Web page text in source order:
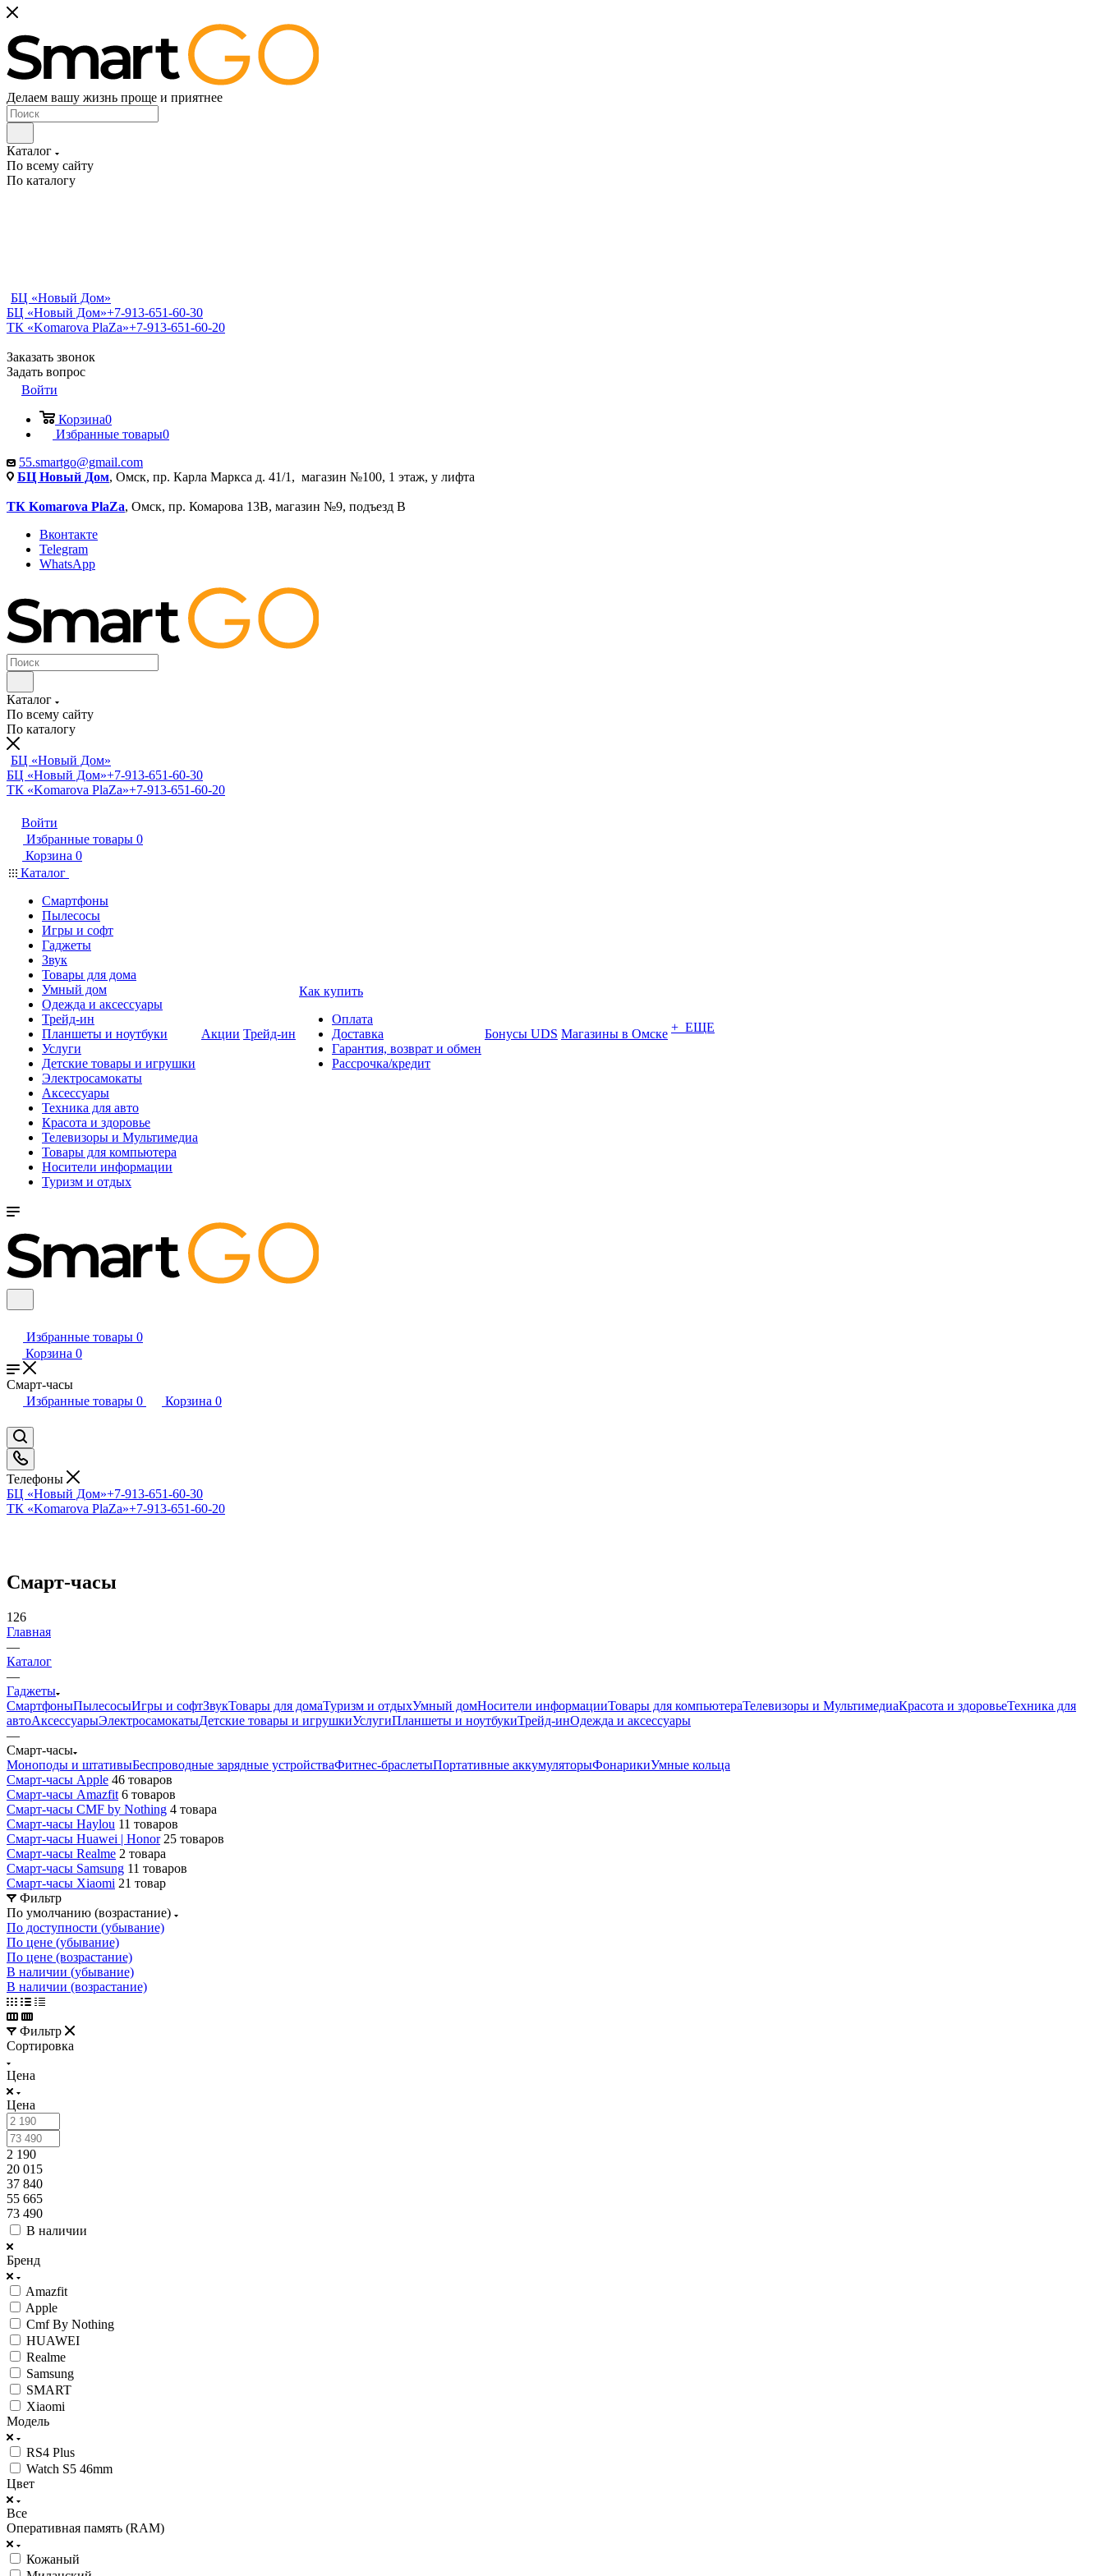
Делаем вашу жизнь проще и приятнее
Каталог
По всему сайту
По каталогу
БЦ «Новый Дом»
БЦ «Новый Дом»+7-913-651-60-30
ТК «Komarova PlaZa»+7-913-651-60-20
Заказать звонок
Задать вопрос
Войти
Корзина0
Избранные товары0
55.smartgo@gmail.com
БЦ Новый Дом, Омск, пр. Карла Маркса д. 41/1, магазин №100, 1 этаж, у лифта
ТК Komarova PlaZa, Омск, пр. Комарова 13В, магазин №9, подъезд В
Вконтакте
Telegram
WhatsApp
Каталог
По всему сайту
По каталогу
БЦ «Новый Дом»
БЦ «Новый Дом»+7-913-651-60-30
ТК «Komarova PlaZa»+7-913-651-60-20
Войти
Избранные товары 0
Корзина 0
Каталог
Смартфоны
Пылесосы
Игры и софт
Гаджеты
Звук
Товары для дома
Умный дом
Одежда и аксессуары
Трейд-ин
Планшеты и ноутбуки
Услуги
Детские товары и игрушки
Электросамокаты
Аксессуары
Техника для авто
Красота и здоровье
Телевизоры и Мультимедиа
Товары для компьютера
Носители информации
Туризм и отдых
Акции Трейд-ин
Как купить
Оплата
Доставка
Гарантия, возврат и обмен
Рассрочка/кредит
Бонусы UDS Магазины в Омске + ЕЩЕ
Избранные товары 0
Корзина 0
Смарт-часы
Избранные товары 0 Корзина 0
Телефоны
БЦ «Новый Дом»+7-913-651-60-30
ТК «Komarova PlaZa»+7-913-651-60-20
Смарт-часы
126
Главная
—
Каталог
—
Гаджеты
СмартфоныПылесосыИгры и софтЗвукТовары для домаТуризм и отдыхУмный домНосители информацииТовары для компьютераТелевизоры и МультимедиаКрасота и здоровьеТехника для
автоАксессуарыЭлектросамокатыДетские товары и игрушкиУслугиПланшеты и ноутбукиТрейд-инОдежда и аксессуары
—
Смарт-часы
Моноподы и штативыБеспроводные зарядные устройстваФитнес-браслетыПортативные аккумуляторыФонарикиУмные кольца
Смарт-часы Apple 46 товаров
Смарт-часы Amazfit 6 товаров
Смарт-часы CMF by Nothing 4 товара
Смарт-часы Haylou 11 товаров
Смарт-часы Huawei | Honor 25 товаров
Смарт-часы Realme 2 товара
Смарт-часы Samsung 11 товаров
Смарт-часы Xiaomi 21 товар
Фильтр
По умолчанию (возрастание)
По доступности (убывание)
По цене (убывание)
По цене (возрастание)
В наличии (убывание)
В наличии (возрастание)
Фильтр
Сортировка
Цена
Цена
2 190
20 015
37 840
55 665
73 490
В наличии
Бренд
Amazfit
Apple
Cmf By Nothing
HUAWEI
Realme
Samsung
SMART
Xiaomi
Модель
RS4 Plus
Watch S5 46mm
Цвет
Все
Оперативная память (RAM)
Кожаный